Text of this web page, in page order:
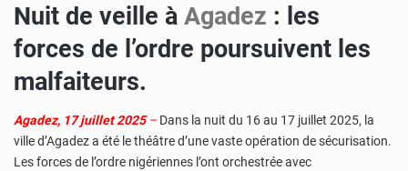
Nuit de veille à Agadez : les
forces de l’ordre poursuivent les
malfaiteurs.
Agadez, 17 juillet 2025–Dans la nuit du 16 au 17 juillet 2025, la
ville d’Agadez a été le théâtre d’une vaste opération de sécurisation.
Les forces de l’ordre nigériennes l’ont orchestrée avec